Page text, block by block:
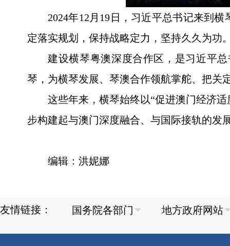
2024年12月19日，习近平总书记来到
定落实规划，保持战略定力，坚持久久为功
建设横琴粤澳深度合作区，是习近平
琴，为横琴发展、琴澳合作领航掌舵、把关
这些年来，横琴始终以“促进澳门经济
步构建起与澳门深度融合、与国际接轨的发
编辑：洪妮娜
友情链接：